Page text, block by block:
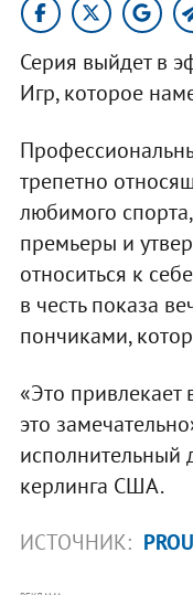
Серия выйдет в
Игр, которое
трепетно
любимого
премьеры и
относиться к
в честь показа
пончиками,
«Это привлекает
это
исполнительный
керлинга США.
ИСТОЧНИК: